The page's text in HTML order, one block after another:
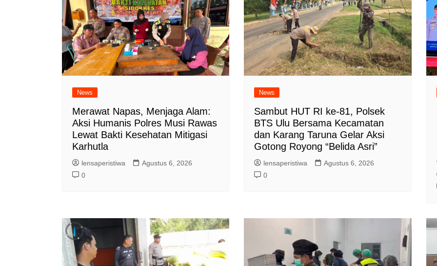
News
Merawat Napas, Menjaga Alam:
Aksi Humanis Polres Musi Rawas
Lewat Bakti Kesehatan Mitigasi
Karhutla
lensaperistiwa
Agustus 6, 2026
0
News
Sambut HUT RI ke-81, Polsek
BTS Ulu Bersama Kecamatan
dan Karang Taruna Gelar Aksi
Gotong Royong “Belida Asri”
lensaperistiwa
Agustus 6, 2026
0